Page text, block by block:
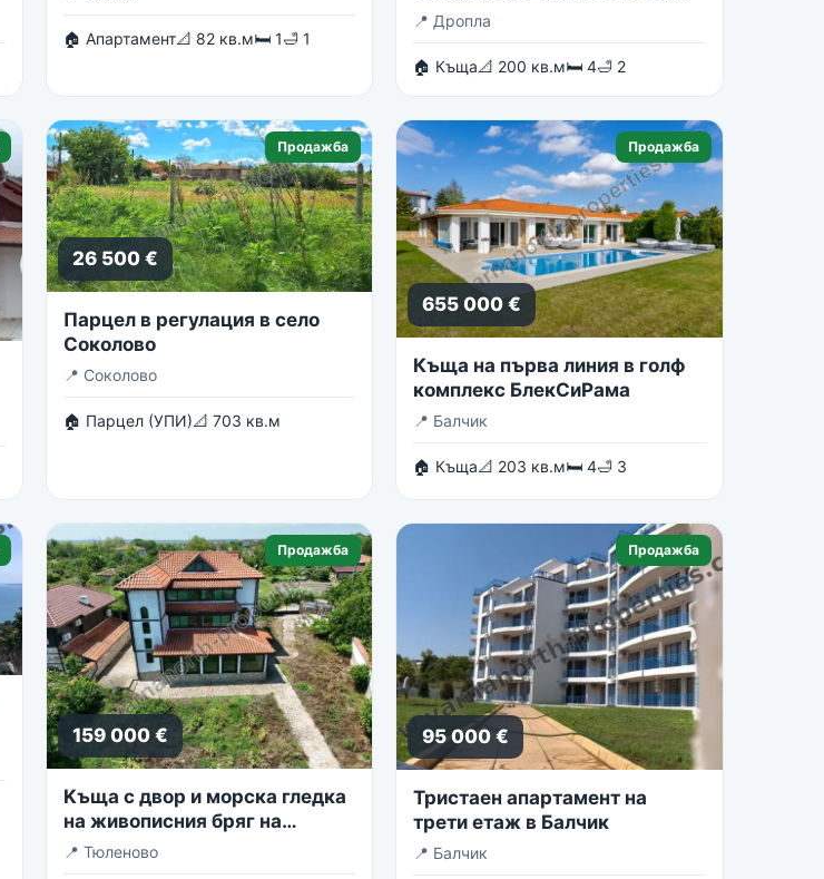
🏠 Апартамент📐 82 кв.м🛏 1🛁 1
две семейства
📍 Дропла
🏠 Къща📐 200 кв.м🛏 4🛁 2
Продажба
26 500 €
Парцел в регулация в село
Соколово
📍 Соколово
🏠 Парцел (УПИ)📐 703 кв.м
Продажба
655 000 €
Къща на първа линия в голф
комплекс БлекСиРама
📍 Балчик
🏠 Къща📐 203 кв.м🛏 4🛁 3
Продажба
159 000 €
Kъща с двор и морска гледка
на живописния бряг на
Тюленово
📍 Тюленово
Продажба
95 000 €
Тристаен апартамент на
трети етаж в Балчик
📍 Балчик